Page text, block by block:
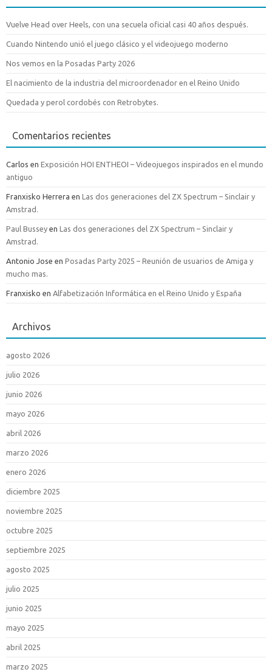
Vuelve Head over Heels, con una secuela oficial casi 40 años después.
Cuando Nintendo unió el juego clásico y el videojuego moderno
Nos vemos en la Posadas Party 2026
El nacimiento de la industria del microordenador en el Reino Unido
Quedada y perol cordobés con Retrobytes.
Comentarios recientes
Carlos en Exposición HOI ENTHEOI – Videojuegos inspirados en el mundo
antiguo
Franxisko Herrera en Las dos generaciones del ZX Spectrum – Sinclair y
Amstrad.
Paul Bussey en Las dos generaciones del ZX Spectrum – Sinclair y
Amstrad.
Antonio Jose en Posadas Party 2025 – Reunión de usuarios de Amiga y
mucho mas.
Franxisko en Alfabetización Informática en el Reino Unido y España
Archivos
agosto 2026
julio 2026
junio 2026
mayo 2026
abril 2026
marzo 2026
enero 2026
diciembre 2025
noviembre 2025
octubre 2025
septiembre 2025
agosto 2025
julio 2025
junio 2025
mayo 2025
abril 2025
marzo 2025